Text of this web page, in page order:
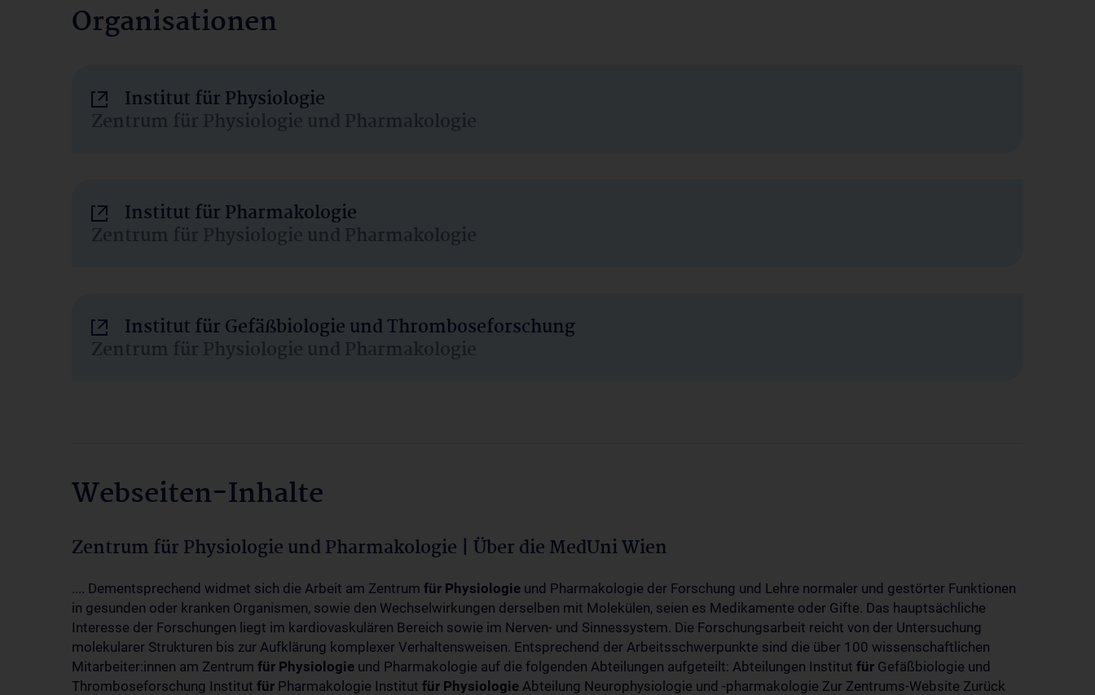
Organisationen
Institut für Physiologie
Zentrum für Physiologie und Pharmakologie
Institut für Pharmakologie
Zentrum für Physiologie und Pharmakologie
Institut für Gefäßbiologie und Thromboseforschung
Zentrum für Physiologie und Pharmakologie
Webseiten-Inhalte
Zentrum für Physiologie und Pharmakologie | Über die MedUni Wien
.... Dementsprechend widmet sich die Arbeit am Zentrum für Physiologie und Pharmakologie der Forschung und Lehre normaler und gestörter Funktionen
in gesunden oder kranken Organismen, sowie den Wechselwirkungen derselben mit Molekülen, seien es Medikamente oder Gifte. Das hauptsächliche
Interesse der Forschungen liegt im kardiovaskulären Bereich sowie im Nerven- und Sinnessystem. Die Forschungsarbeit reicht von der Untersuchung
molekularer Strukturen bis zur Aufklärung komplexer Verhaltensweisen. Entsprechend der Arbeitsschwerpunkte sind die über 100 wissenschaftlichen
Mitarbeiter:innen am Zentrum für Physiologie und Pharmakologie auf die folgenden Abteilungen aufgeteilt: Abteilungen Institut für Gefäßbiologie und
Thromboseforschung Institut für Pharmakologie Institut für Physiologie Abteilung Neurophysiologie und -pharmakologie Zur Zentrums-Website Zurück